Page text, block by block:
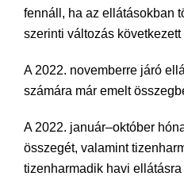
fennáll, ha az ellátásokban
szerinti változás következett
A 2022. novemberre járó
számára már emelt
A 2022. január–október
összegét, valamint
tizenharmadik havi